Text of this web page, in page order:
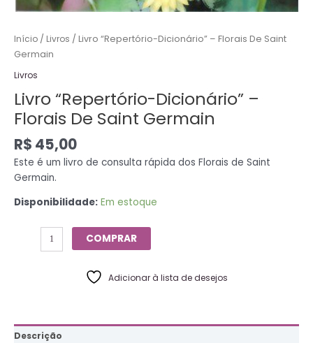
Início / Livros / Livro “Repertório-Dicionário” – Florais De Saint
Germain
Livros
Livro “Repertório-Dicionário” –
Florais De Saint Germain
R$ 45,00
Este é um livro de consulta rápida dos Florais de Saint
Germain.
Disponibilidade: Em estoque
COMPRAR
Adicionar à lista de desejos
Descrição